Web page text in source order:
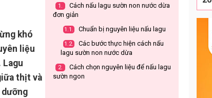
khó
liệu
Lagu
thịt và
dưỡng
1.
Cách nấu lagu sườn non nước dừa
đơn giản
1.1. Chuẩn bị nguyên liệu nấu lagu
1.2.
Các bước thực hiện cách nấu
lagu sườn non nước dừa
2.
Cách chọn nguyên liệu để nấu lagu
sườn ngon